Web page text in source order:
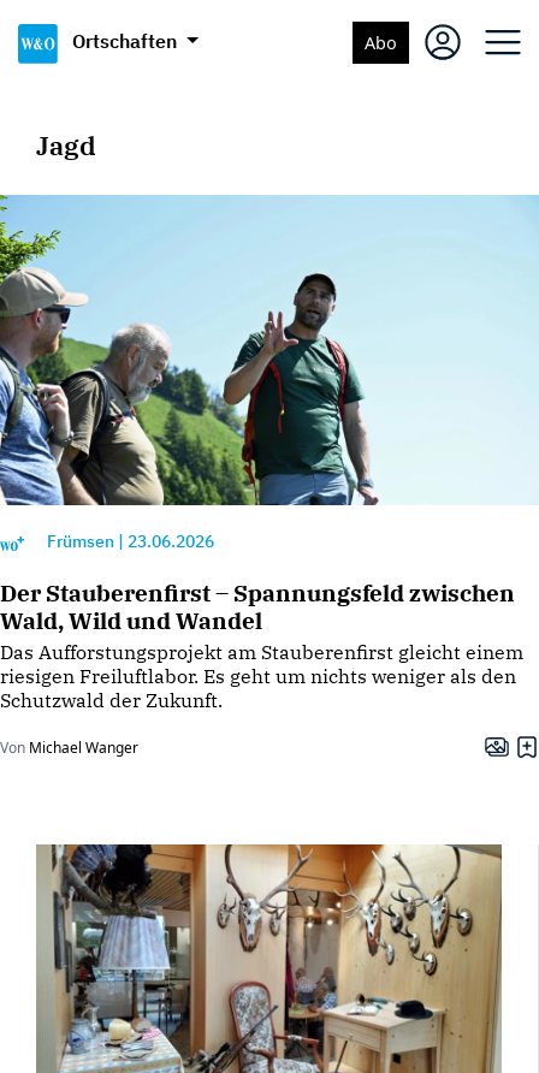
Ortschaften Abo
Jagd
Frümsen 23.06.2026
Der Stauberenfirst – Spannungsfeld zwischen
Wald, Wild und Wandel
Das Aufforstungsprojekt am Stauberenfirst gleicht einem
riesigen Freiluftlabor. Es geht um nichts weniger als den
Schutzwald der Zukunft.
Von Michael Wanger